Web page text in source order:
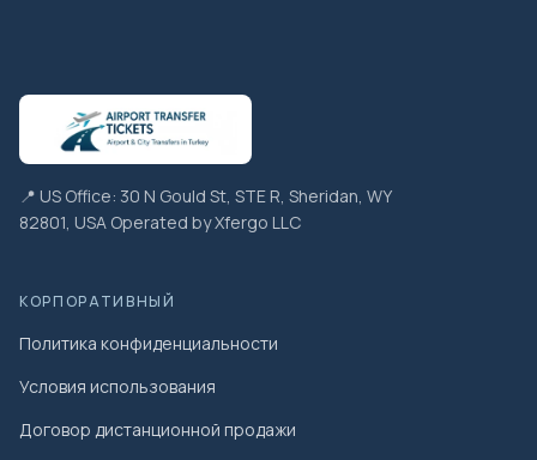
📍 US Office: 30 N Gould St, STE R, Sheridan, WY
82801, USA Operated by Xfergo LLC
КОРПОРАТИВНЫЙ
Политика конфиденциальности
Условия использования
Договор дистанционной продажи